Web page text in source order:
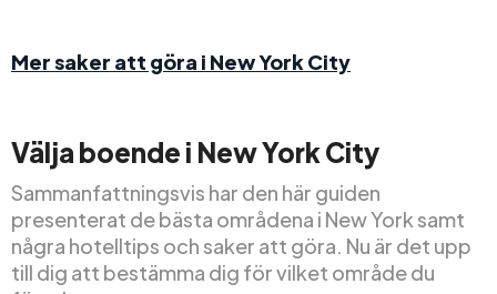
Mer saker att göra i New York City
Välja boende i New York City
Sammanfattningsvis har den här guiden
presenterat de bästa områdena i New York samt
några hotelltips och saker att göra. Nu är det upp
till dig att bestämma dig för vilket område du